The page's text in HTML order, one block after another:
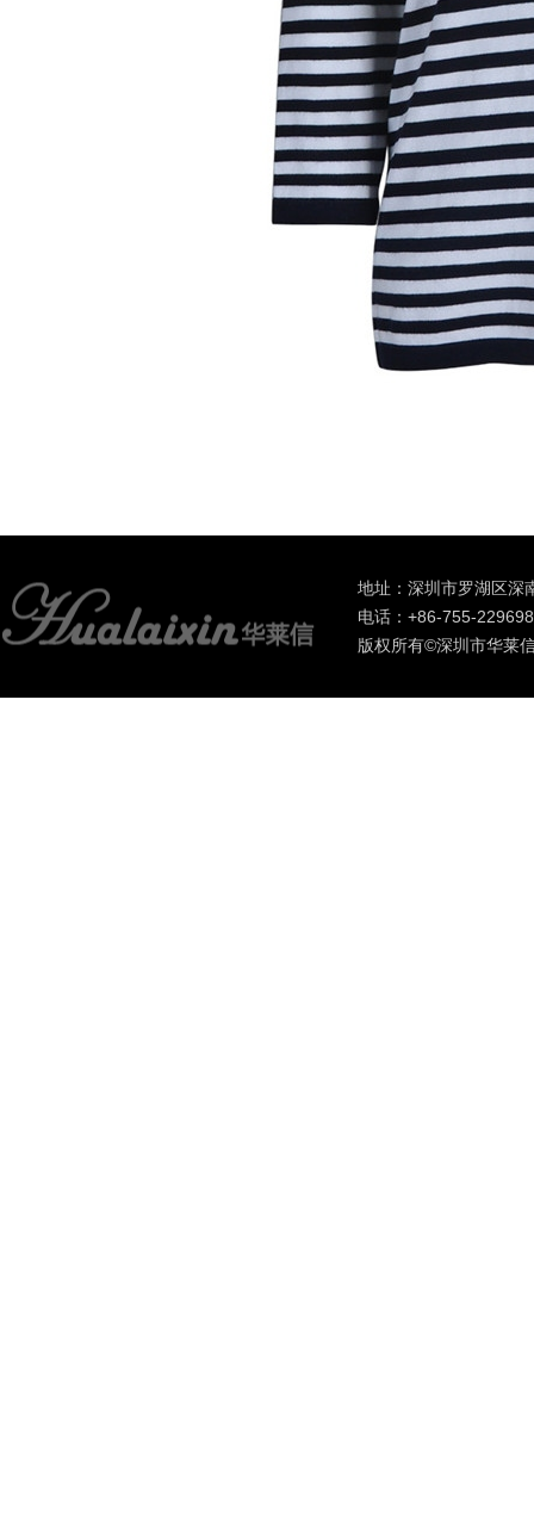
地址：深圳市罗湖区深
电话：+86-755-
版权所有©深圳市华莱